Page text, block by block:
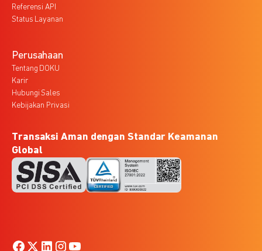
Referensi API
Status Layanan
Perusahaan
Tentang DOKU
Karir
Hubungi Sales
Kebijakan Privasi
Transaksi Aman dengan Standar Keamanan
Global